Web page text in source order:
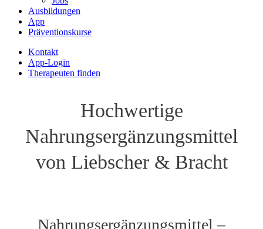
Ausbildungen
App
Präventionskurse
Kontakt
App-Login
Therapeuten finden
Hochwertige
Nahrungsergänzungsmittel
von Liebscher & Bracht
Nahrungsergänzungsmittel –